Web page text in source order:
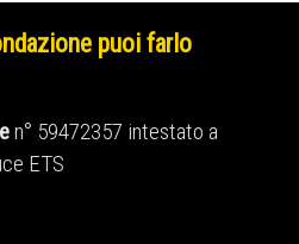
puoi farlo
n° 59472357 intestato a
ETS